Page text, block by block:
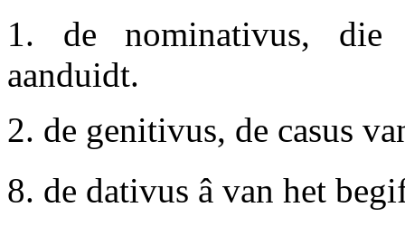
1. de nominativus, die
aanduidt.
2. de genitivus, de casus
8. de dativus â van het